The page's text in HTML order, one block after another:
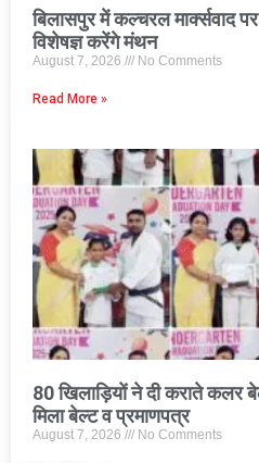
बिलासपुर में कल्चरल मार्क्सवाद पर
विशेषज्ञ करेंगे मंथन
August 7, 2026 No Comments
Read More »
80 खिलाड़ियों ने दी कराते कलर
मिला बेल्ट व प्रमाणपत्र
August 7, 2026 No Comments